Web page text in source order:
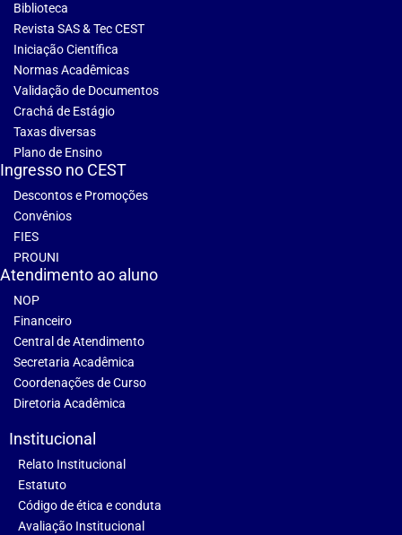
Biblioteca
Revista SAS & Tec CEST
Iniciação Científica
Normas Acadêmicas
Validação de Documentos
Crachá de Estágio
Taxas diversas
Plano de Ensino
Ingresso no CEST
Descontos e Promoções
Convênios
FIES
PROUNI
Atendimento ao aluno
NOP
Financeiro
Central de Atendimento
Secretaria Acadêmica
Coordenações de Curso
Diretoria Acadêmica
Institucional
Relato Institucional
Estatuto
Código de ética e conduta
Avaliação Institucional